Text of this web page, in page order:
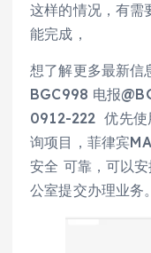
这样的情况，有需
能完成，
想了解更多最新信
BGC998 电报
0912-222 优先使
询项目，菲律宾
安全 可靠，可以
公室提交办理业务。